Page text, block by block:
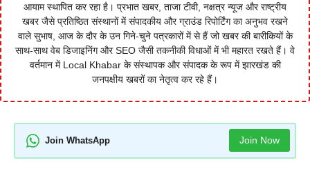
आयाम स्थापित कर रहा है। प्रभात खबर, ताजा टीवी, नक्षत्र न्यूज और राष्ट्रीय
खबर जैसे प्रतिष्ठित संस्थानों में संपादकीय और ग्राउंड रिपोर्टिंग का अनुभव रखने
वाले सुभाष, आज के दौर के उन गिने-चुने पत्रकारों में से हैं जो खबर की बारीकियों के
साथ-साथ वेब डिजाइनिंग और SEO जैसी तकनीकी विधाओं में भी महारत रखते हैं। वे
वर्तमान में Local Khabar के संस्थापक और संपादक के रूप में झारखंड की
जनपक्षीय खबरों का नेतृत्व कर रहे हैं।
Join WhatsApp Join Now